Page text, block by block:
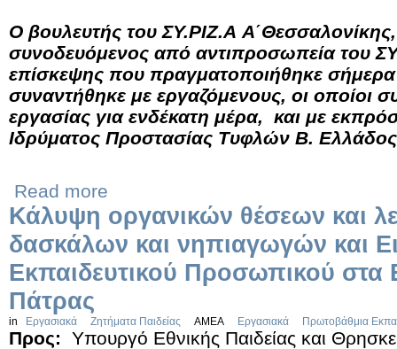
Ο βουλευτής του ΣΥ.ΡΙΖ.Α
συνοδευόμενος από αντιπροσωπεία του
επίσκεψης που πραγματοποιήθηκε
συναντήθηκε με εργαζόμενους, οι οποίοι
εργασίας για ενδέκατη μέρα, και με
Ιδρύματος Προστασίας Τυφλών Β.
Read more
Κάλυψη οργανικών θέσεων και
δασκάλων και νηπιαγωγών και
Εκπαιδευτικού Προσωπικού στα
Πάτρας
in Εργασιακά Ζητήματα Παιδείας ΑΜΕΑ Εργασιακά Πρωτοβάθμια
Προς:
Υπουργό Εθνικής Παιδείας και